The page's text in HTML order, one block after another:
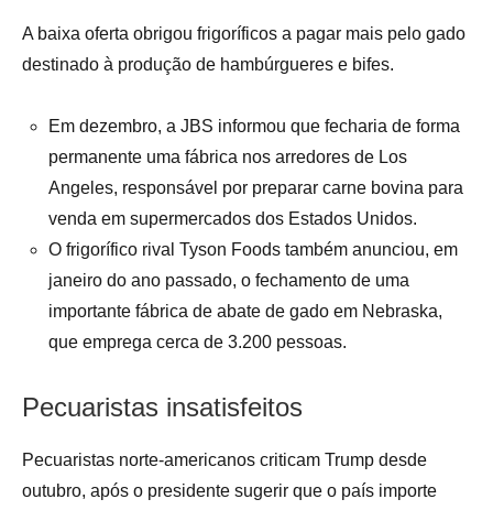
A baixa oferta obrigou frigoríficos a pagar mais pelo gado
destinado à produção de hambúrgueres e bifes.
Em dezembro, a JBS informou que fecharia de forma
permanente uma fábrica nos arredores de Los
Angeles, responsável por preparar carne bovina para
venda em supermercados dos Estados Unidos.
O frigorífico rival Tyson Foods também anunciou, em
janeiro do ano passado, o fechamento de uma
importante fábrica de abate de gado em Nebraska,
que emprega cerca de 3.200 pessoas.
Pecuaristas insatisfeitos
Pecuaristas norte-americanos criticam Trump desde
outubro, após o presidente sugerir que o país importe